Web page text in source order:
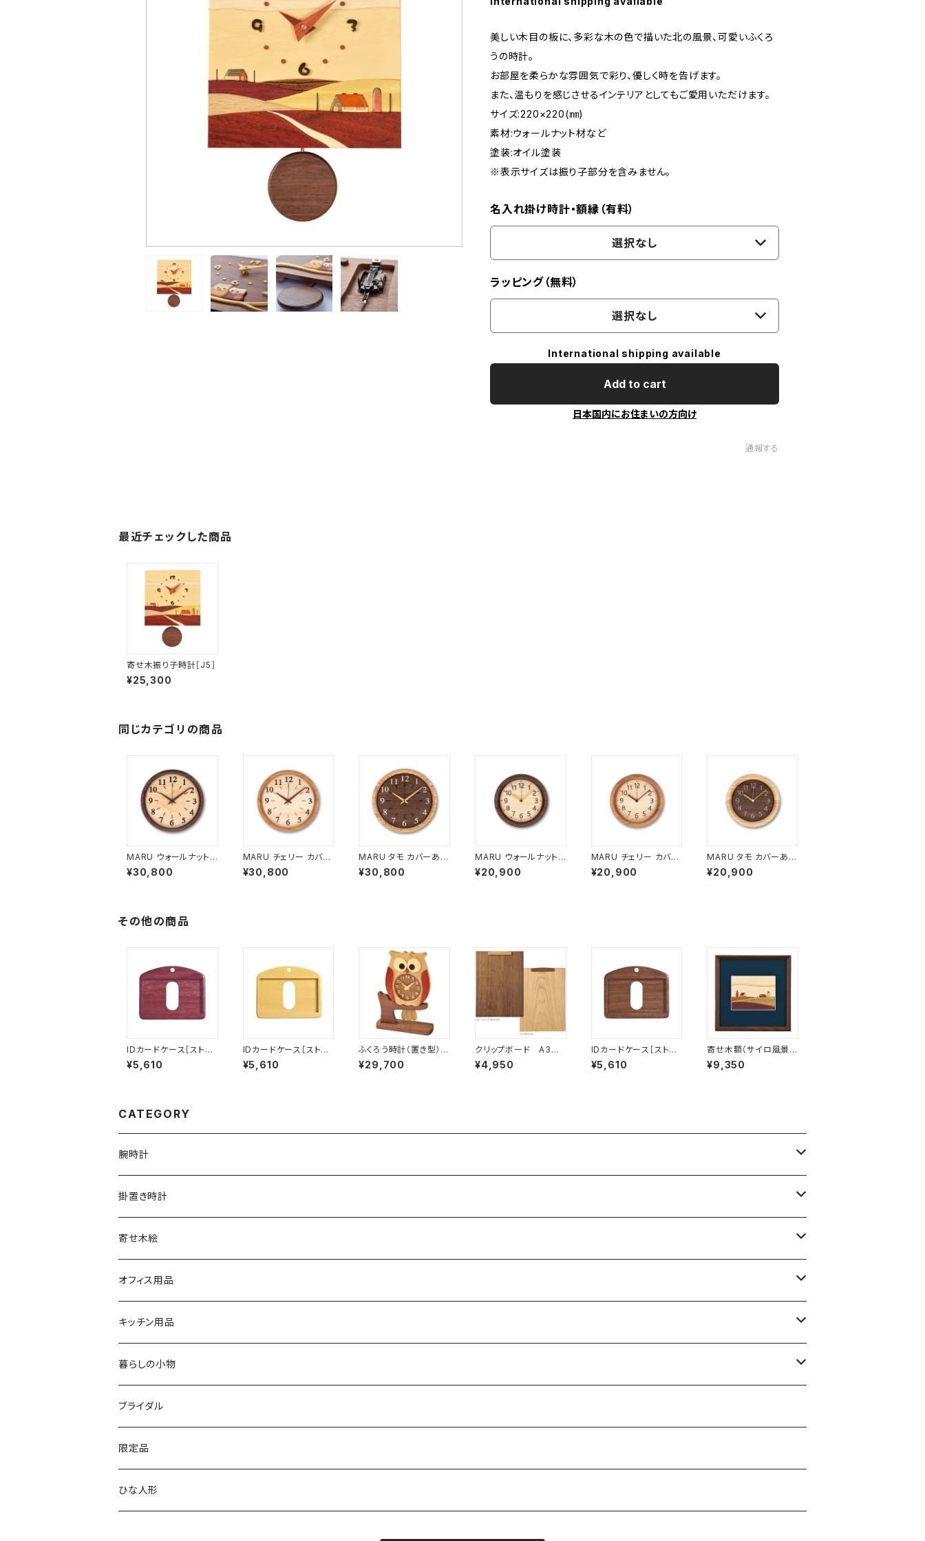
美しい木目の板に、多彩な木の色で描いた北の風景、可愛いふくろ
うの時計。
お部屋を柔らかな雰囲気で彩り、優しく時を告げます。
また、温もりを感じさせるインテリアとしてもご愛用いただけます。
サイズ:220×220(㎜)
素材:ウォールナット材など
塗装:オイル塗装
※表示サイズは振り子部分を含みません。
名入れ掛け時計・額縁（有料）
選択なし
ラッピング（無料）
選択なし
International shipping available
Add to cart
日本国内にお住まいの方向け
通報する
最近チェックした商品
寄せ木振り子時計［J5］
¥25,300
同じカテゴリの商品
MARU ウォールナット
カバーあり サイズ大 M
ARU-C1
¥30,800
MARU チェリー カバー
あり サイズ大 MARU-
C2
¥30,800
MARU タモ カバーあり
サイズ大 MARU-C3
¥30,800
MARU ウォールナット
カバーあり サイズ小 M
ARU-D1
¥20,900
MARU チェリー カバー
あり サイズ小 MARU-
D2
¥20,900
MARU タモ カバーあり
サイズ小 MARU-D3
¥20,900
その他の商品
IDカードケース［ストラ
ップ（長）付き］（名刺サ
イズ）パープルハート［I
¥5,610
IDカードケース［ストラ
ップ（長）付き］（名刺サ
イズ）イエローハート［I
¥5,610
ふくろう時計（置き型）
［F60-A］
¥29,700
クリップボード A3サ
イズ
¥4,950
IDカードケース［ストラ
ップ（長）付き］（名刺サ
イズ）ウォールナット［ID
¥5,610
寄せ木額（サイロ風景）
［E12-1］【受注生産品】
¥9,350
CATEGORY
腕時計
文字盤シングルタイプ
シルバーリングタイプ
シルバーリングタイプ
シルバーリングプレミアム
文字盤ツートンタイプ
寄木タイプ
プレミアムタイプ
腕時計用ディスプレイ
掛置き時計
ふくろう時計
振り子時計
丸型・耳付き振り子時計
切り株振り子時計
掛置時計
MARU時計
寄せ木絵
ふくろう
風景
思い出
オフィス用品
USBメモリー
銘木シリーズ
アートシリーズ
ICカードケース
シンプル
窓付き
IDカードケース
窓付き
名刺サイズ
クリップボード
キッチン用品
カッティングボード
暮らしの小物
スイッチプレート
標準
ワイド
表札
ペーパーホルダー
ブライダル
限定品
ひな人形